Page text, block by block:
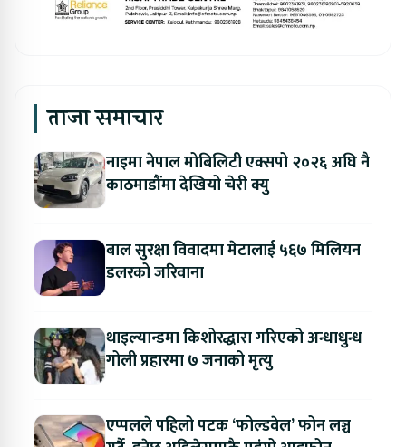
ताजा समाचार
नाइमा नेपाल मोबिलिटी एक्सपो २०२६ अघि नै
काठमाडौंमा देखियो चेरी क्यु
बाल सुरक्षा विवादमा मेटालाई ५६७ मिलियन
डलरको जरिवाना
थाइल्यान्डमा किशोरद्धारा गरिएको अन्धाधुन्ध
गोली प्रहारमा ७ जनाको मृत्यु
एप्पलले पहिलो पटक ‘फोल्डवेल’ फोन लञ्च